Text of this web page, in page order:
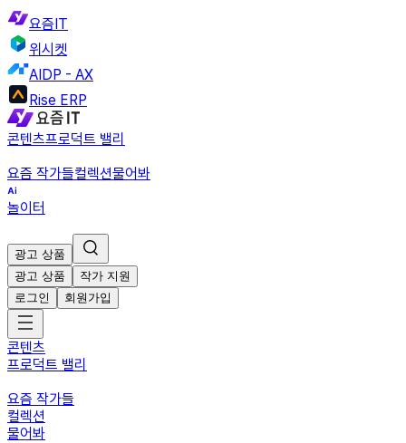
요즘IT
위시켓
AIDP - AX
Rise ERP
콘텐츠프로덕트 밸리
요즘 작가들컬렉션물어봐
놀이터
광고 상품
광고 상품
작가 지원
로그인
회원가입
콘텐츠
프로덕트 밸리
요즘 작가들
컬렉션
물어봐